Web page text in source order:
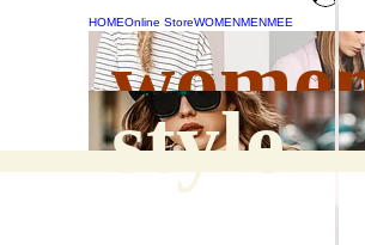
HOMEOnline StoreWOMENMENMEE
style